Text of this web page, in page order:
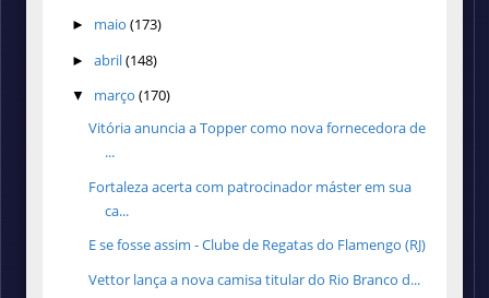
► maio (173)
► abril(148)
▼ março (170)
Vitória anuncia a Topper como nova fornecedora de
...
Fortaleza acerta com patrocinador máster em sua
ca...
E se fosse assim - Clube de Regatas do Flamengo (RJ)
Vettor lança a nova camisa titular do Rio Branco d...